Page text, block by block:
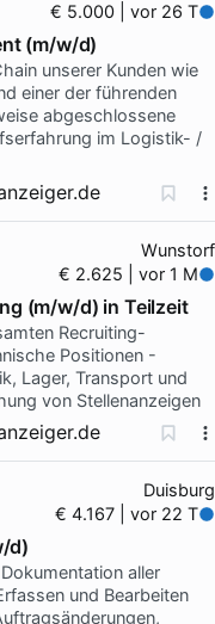
€ 5.000 | vor 26 T
(m/w/d)
unserer Kunden wie
einer der führenden
abgeschlossene
im Logistik- /
Wunstorf
€ 2.625 | vor 1 M
(m/w/d) in Teilzeit
Recruiting-
Positionen -
Lager, Transport und
von Stellenanzeigen
Duisburg
€ 4.167 | vor 22 T
d)
aller
und Bearbeiten